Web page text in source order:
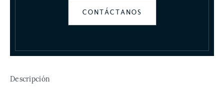
CONTÁCTANOS
Descripción